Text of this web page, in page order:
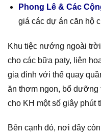
Phong Lê & Các
giá các dự án căn hộ
Khu tiệc nướng ngoài
cho các bữa paty, liên
gia đình với thể quay
ăn thơm ngon, bổ dưỡng
cho KH một số giây phút
Bên cạnh đó, nơi đây